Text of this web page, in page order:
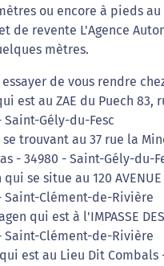
ou encore à pieds au
de revente L'Agence
mètres.
de vous rendre
est au ZAE du Puech 83,
Saint-Gély-du-Fesc
se trouvant au 37 rue la
- 34980 - Saint-Gély-du-
se situe au 120 AVENUE
Saint-Clément-de-Rivière
qui est à l'IMPASSE
Saint-Clément-de-Rivière
est au Lieu Dit Combals